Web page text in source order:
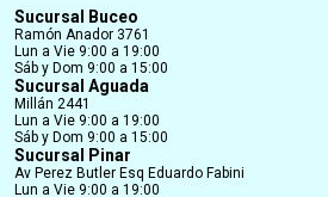
Sucursal Buceo
Ramón Anador 3761
Lun a Vie 9:00 a 19:00
Sáb y Dom 9:00 a 15:00
Sucursal Aguada
Millán 2441
Lun a Vie 9:00 a 19:00
Sáb y Dom 9:00 a 15:00
Sucursal Pinar
Av Perez Butler Esq Eduardo Fabini
Lun a Vie 9:00 a 19:00